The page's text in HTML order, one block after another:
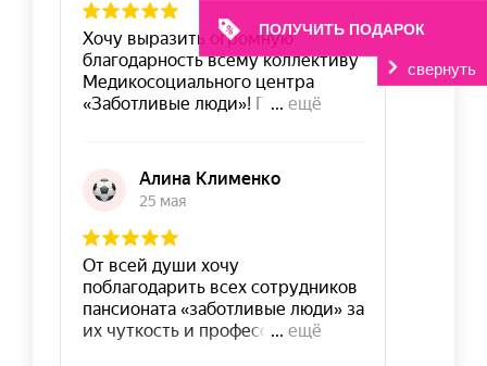
ПОЛУЧИТЬ ПОДАРОК
свернуть